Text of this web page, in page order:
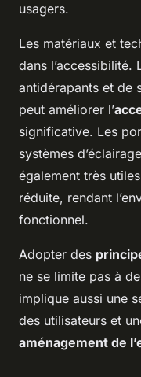
usagers.
Les matériaux et
dans l’accessibilité.
antidérapants et de
peut améliorer l’
significative. Les
systèmes
également très
réduite, rendant
fonctionnel.
Adopter des
ne se limite pas à
implique aussi une
des utilisateurs et
aménagement de